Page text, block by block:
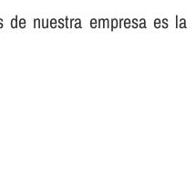
de nuestra empresa es la